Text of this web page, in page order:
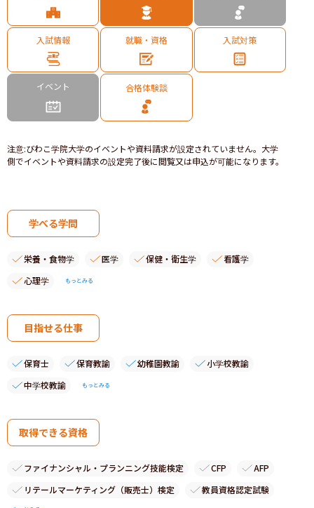
入試情報 就職・資格 入試対策
イベント 合格体験談
注意:びわこ学院大学のイベントや資料請求が設定されていません。大学
側でイベントや資料請求の設定完了後に閲覧又は申込が可能になります。
学べる学問
栄養・食物学 医学 保健・衛生学
看護学
心理学
もっとみる
目指せる仕事
保育士 保育教諭 幼稚園教諭
小学校教諭
中学校教諭
もっとみる
取得できる資格
ファイナンシャル・プランニング技能検定 CFP
AFP
リテールマーケティング（販売士）検定
教員資格認定試験